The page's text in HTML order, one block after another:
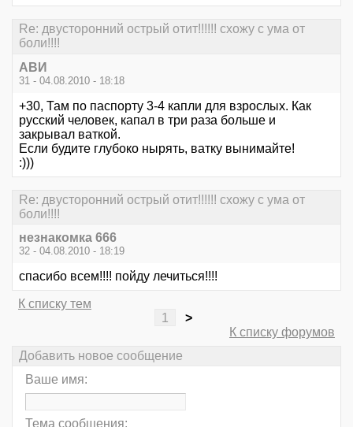
Re: двусторонний острый отит!!!!!! схожу с ума от
боли!!!!
АBИ
31 - 04.08.2010 - 18:18
+30, Там по паспорту 3-4 капли для взрослых. Как
русский человек, капал в три раза больше и
закрывал ваткой.
Если будите глубоко нырять, ватку вынимайте!
:)))
Re: двусторонний острый отит!!!!!! схожу с ума от
боли!!!!
незнакомка 666
32 - 04.08.2010 - 18:19
спасибо всем!!!! пойду лечиться!!!!
К списку тем
1
>
К списку форумов
Добавить новое сообщение
Ваше имя:
Тема сообщения: